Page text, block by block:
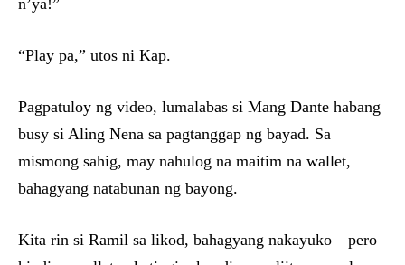
n’ya!”
“Play pa,” utos ni Kap.
Pagpatuloy ng video, lumalabas si Mang Dante habang
busy si Aling Nena sa pagtanggap ng bayad. Sa
mismong sahig, may nahulog na maitim na wallet,
bahagyang natabunan ng bayong.
Kita rin si Ramil sa likod, bahagyang nakayuko—pero